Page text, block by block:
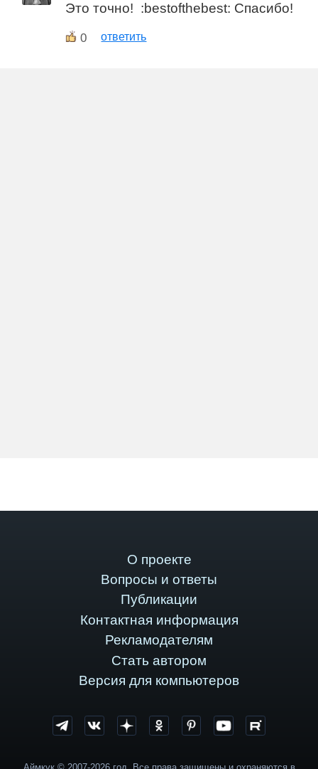
Это точно! :bestofthebest: Спасибо!
0 ответить
О проекте
Вопросы и ответы
Публикации
Контактная информация
Рекламодателям
Стать автором
Версия для компьютеров